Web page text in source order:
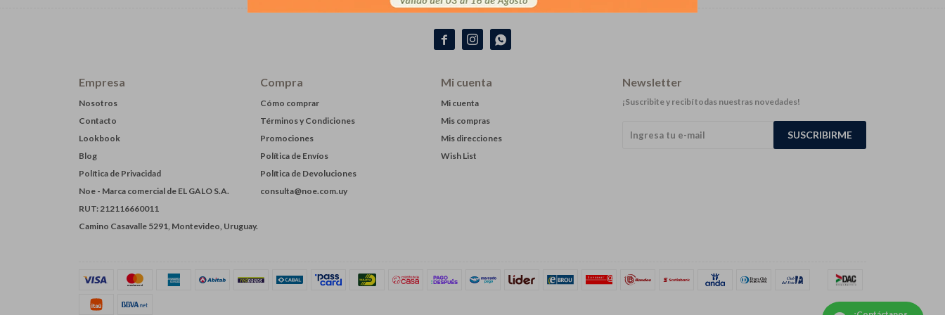
  
Empresa
Nosotros
Contacto
Lookbook
Blog
Política de Privacidad
Noe - Marca comercial de EL GALO S.A.
RUT: 212116660011
Camino Casavalle 5291, Montevideo, Uruguay.
Compra
Cómo comprar
Términos y Condiciones
Promociones
Política de Envíos
Política de Devoluciones
consulta@noe.com.uy
Mi cuenta
Mi cuenta
Mis compras
Mis direcciones
Wish List
Newsletter
¡Suscribite y recibí todas nuestras novedades!
SUSCRIBIRME